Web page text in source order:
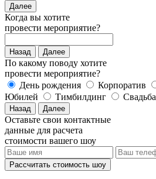
Далее
Когда вы хотите
провести мероприятие?
Назад Далее
По какому поводу хотите
провести мероприятие?
День рождения
Корпоратив
Юбилей
Тимбилдинг Свадьба
Назад Далее
Оставьте свои контактные
данные для расчета
стоимости вашего шоу
Рассчитать стоимость шоу